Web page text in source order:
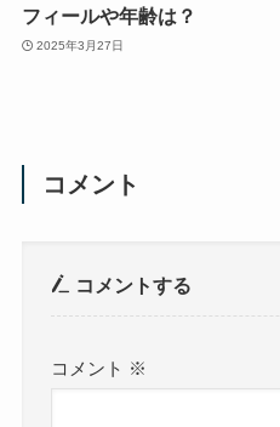
フィールや年齢は？
2025年3月27日
コメント
コメントする
コメント ※